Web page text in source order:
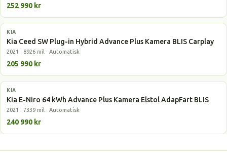
252 990 kr
Laddhybrid
KIA
Kia Ceed SW Plug-in Hybrid Advance Plus Kamera BLIS Carplay
2021 · 8926 mil · Automatisk
205 990 kr
Elbil
KIA
Kia E-Niro 64 kWh Advance Plus Kamera Elstol AdapFart BLIS
2021 · 7339 mil · Automatisk
240 990 kr